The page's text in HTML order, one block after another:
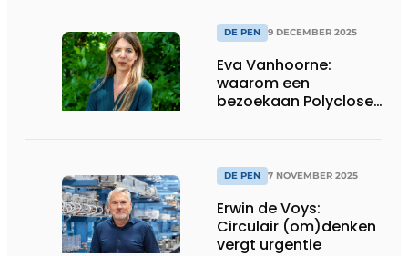
DE PEN 9 DECEMBER 2025
Eva Vanhoorne:
waarom een
bezoekaan Polyclose
DE PEN 7 NOVEMBER 2025
Erwin de Voys:
Circulair (om)denken
vergt urgentie